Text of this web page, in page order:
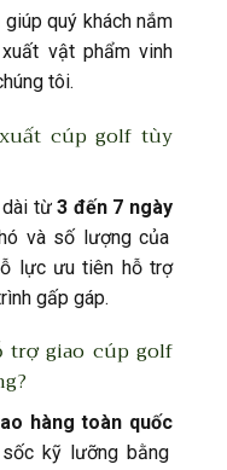
quý khách nắm
vật phẩm vinh
tôi.
cúp golf tùy
dài từ3 đến 7 ngày
và số lượng của
lực ưu tiên hỗ trợ
gấp gáp.
trợ giao cúp golf
hàng toàn quốc
kỹ lưỡng bằng